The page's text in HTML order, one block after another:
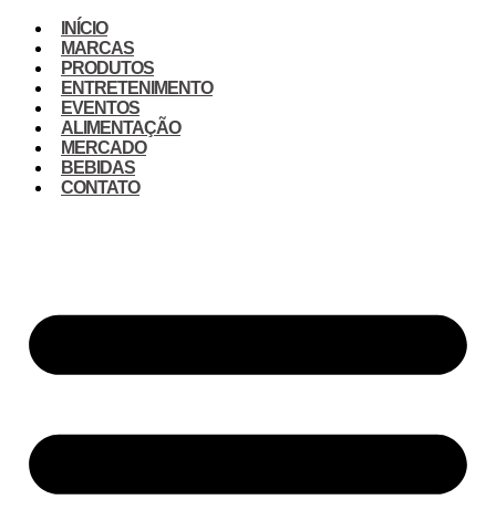
INÍCIO
MARCAS
PRODUTOS
ENTRETENIMENTO
EVENTOS
ALIMENTAÇÃO
MERCADO
BEBIDAS
CONTATO